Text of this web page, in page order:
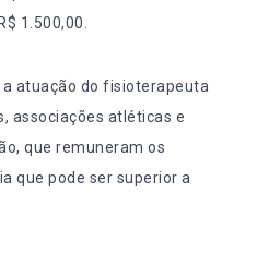
1.500,00.
atuação do fisioterapeuta
associações atléticas e
que remuneram os
que pode ser superior a